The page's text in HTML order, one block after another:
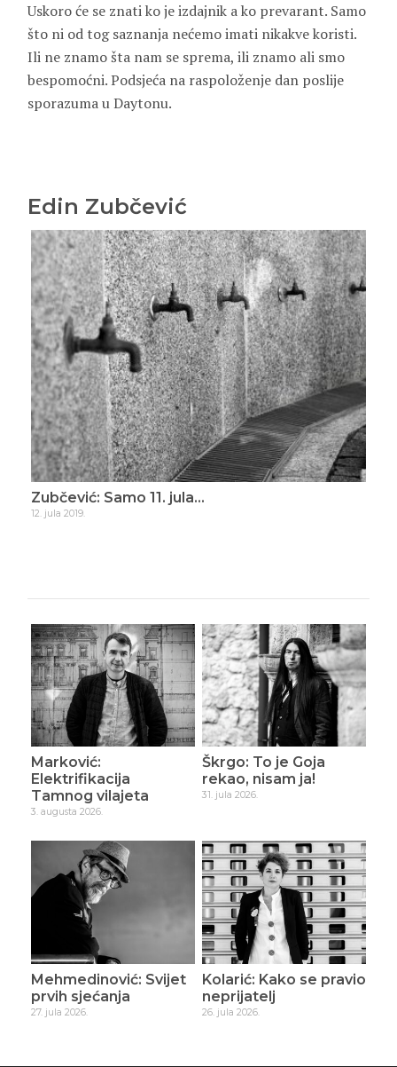
Uskoro će se znati ko je izdajnik a ko prevarant. Samo
što ni od tog saznanja nećemo imati nikakve koristi.
Ili ne znamo šta nam se sprema, ili znamo ali smo
bespomoćni. Podsjeća na raspoloženje dan poslije
sporazuma u Daytonu.
Edin Zubčević
Zubčević: Samo 11. jula…
12. jula 2019.
Marković:
Elektrifikacija
Tamnog vilajeta
3. augusta 2026.
Škrgo: To je Goja
rekao, nisam ja!
31. jula 2026.
Mehmedinović: Svijet
prvih sjećanja
27. jula 2026.
Kolarić: Kako se pravio
neprijatelj
26. jula 2026.